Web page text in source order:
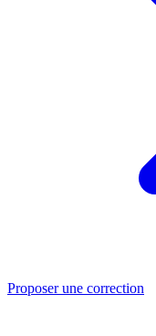
Proposer une correction